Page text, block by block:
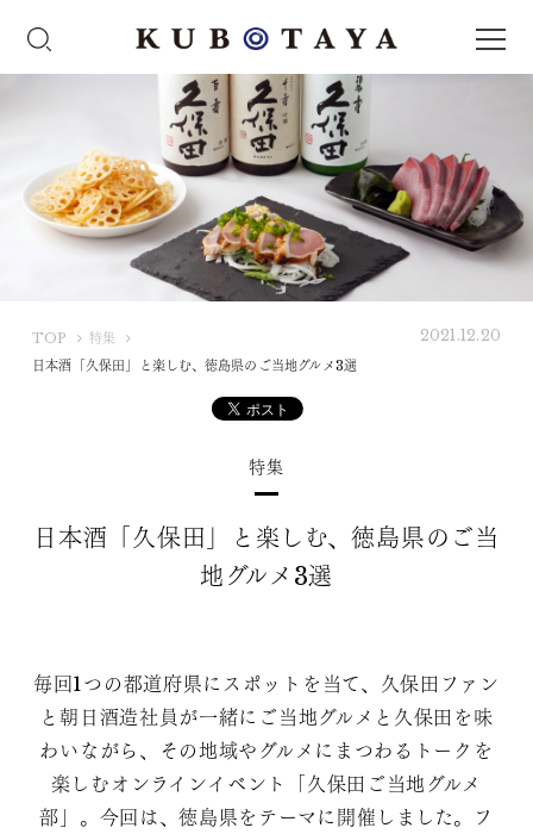
TOP
U
特集
日本酒「久保田」と楽しむ、徳島県のご当地グルメ3選
2021.12.20
特集
日本酒「久保田」と楽しむ、徳島県のご当
地グルメ3選
毎回1つの都道府県にスポットを当て、久保田ファン
と朝日酒造社員が一緒にご当地グルメと久保田を味
わいながら、その地域やグルメにまつわるトークを
楽しむオンラインイベント「久保田ご当地グルメ
部」。今回は、徳島県をテーマに開催しました。フ